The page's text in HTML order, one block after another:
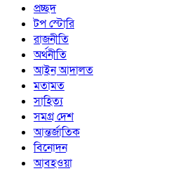
প্রচ্ছদ
টপ স্টোরি
রাজনীতি
অর্থনীতি
আইন আদালত
মতামত
সাহিত্য
সমগ্র দেশ
আন্তর্জাতিক
বিনোদন
আবহওয়া